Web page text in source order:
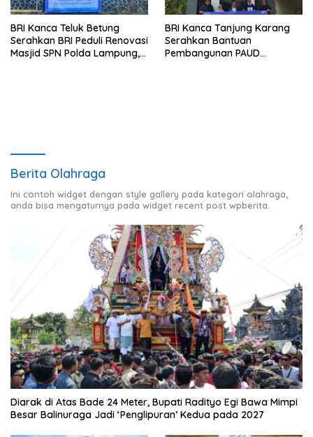
BRI Kanca Teluk Betung
Serahkan BRI Peduli Renovasi
Masjid SPN Polda Lampung,
BRI Kanca Tanjung Karang
Serahkan Bantuan
Pembangunan PAUD
Berita Olahraga
Ini contoh widget dengan style gallery pada kategori olahraga,
anda bisa mengaturnya pada widget recent post wpberita.
Diarak di Atas Bade 24 Meter, Bupati Radityo Egi Bawa Mimpi
Besar Balinuraga Jadi ‘Penglipuran’ Kedua pada 2027